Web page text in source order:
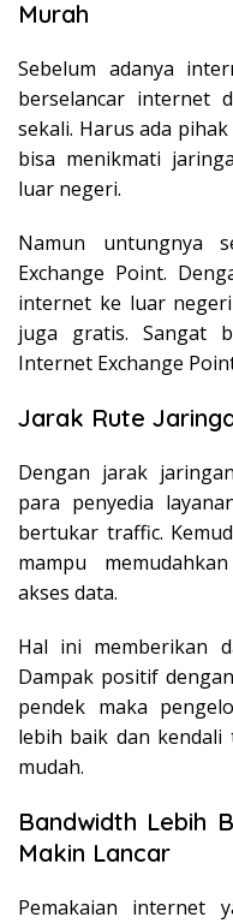
Murah
Sebelum adanya
berselancar internet
sekali. Harus ada
bisa menikmati
luar negeri.
Namun untungnya
Exchange Point.
internet ke luar
juga gratis. Sangat
Internet Exchange
Jarak Rute
Dengan jarak
para penyedia
bertukar traffic.
mampu
akses data.
Hal ini memberikan
Dampak positif
pendek maka
lebih baik dan
mudah.
Bandwidth Lebih
Makin Lancar
Pemakaian internet